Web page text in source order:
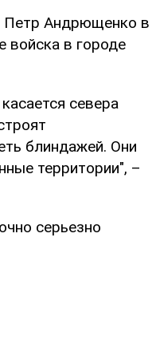
Петр Андрющенко в
войска в городе
севера
блиндажей. Они
территории", –
серьезно